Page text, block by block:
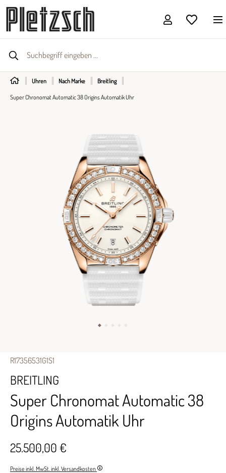
Uhren Nach Marke Breitling
Super Chronomat Automatic 38 Origins Automatik Uhr
R17356531G1S1
BREITLING
Super Chronomat Automatic 38
Origins Automatik Uhr
25.500,00 €
Preise inkl. MwSt. inkl. Versandkosten